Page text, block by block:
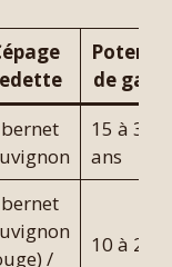
de
15 à 30+
ans
/
10 à 20